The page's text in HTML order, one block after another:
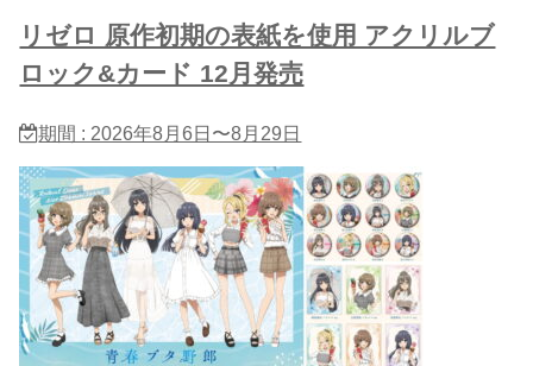
リゼロ 原作初期の表紙を使用 アクリルブ
ロック&カード 12月発売
期間 : 2026年8月6日〜8月29日